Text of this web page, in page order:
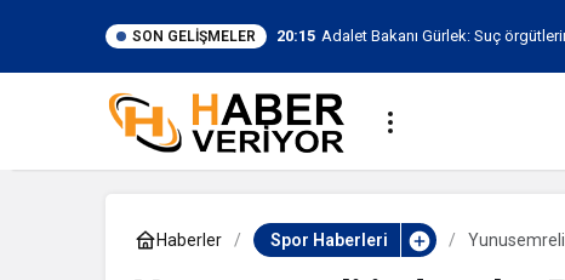
SON GELIŞMELER 20:15 Adalet Bakanı Gürlek: Suç
Haberler Spor Haberleri